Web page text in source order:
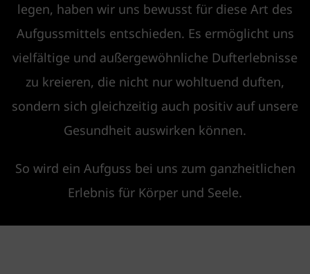
legen, haben wir uns bewusst für diese Art des
Aufgussmittels entschieden. Es ermöglicht uns
vielfältige und außergewöhnliche Dufterlebnisse
zu kreieren, die nicht nur wohltuend duften,
sondern sich gleichzeitig auch positiv auf unsere
Gesundheit auswirken können.
So wird ein Aufguss bei uns zum ganzheitlichen
Erlebnis für Körper und Seele.